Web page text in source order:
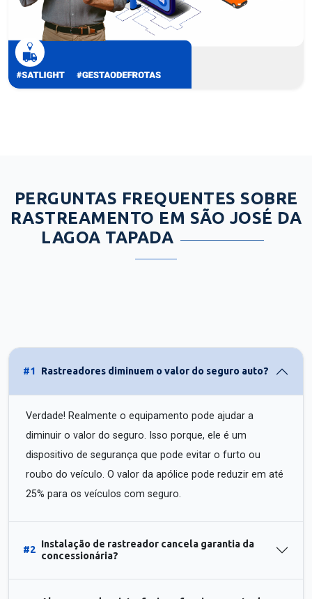
PERGUNTAS FREQUENTES SOBRE
RASTREAMENTO EM SÃO JOSÉ DA
LAGOA TAPADA
#1 Rastreadores diminuem o valor do seguro auto?
Verdade! Realmente o equipamento pode ajudar a
diminuir o valor do seguro. Isso porque, ele é um
dispositivo de segurança que pode evitar o furto ou
roubo do veículo. O valor da apólice pode reduzir em até
25% para os veículos com seguro.
#2
Instalação de rastreador cancela garantia da
concessionária?